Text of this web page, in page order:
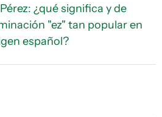
¿qué significa y de
"ez" tan popular en
español?